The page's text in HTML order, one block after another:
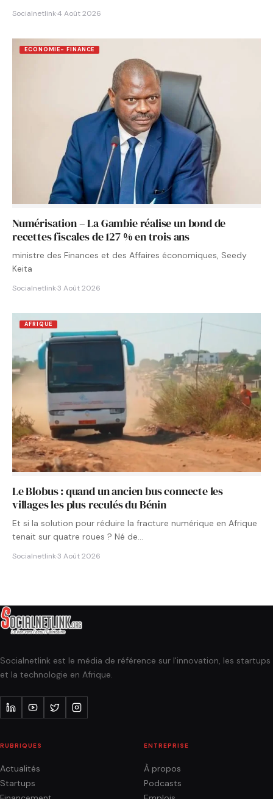
Socialnetlink·4 Août 2026
ECONOMIE- FINANCE
Numérisation – La Gambie réalise un bond de
recettes fiscales de 127 % en trois ans
ministre des Finances et des Affaires économiques, Seedy
Keita
Socialnetlink·3 Août 2026
AFRIQUE
Le Blobus : quand un ancien bus connecte les
villages les plus reculés du Bénin
Et si la solution pour réduire la fracture numérique en Afrique
tenait sur quatre roues ? Né de…
Socialnetlink·3 Août 2026
Socialnetlink est le média de référence sur l'innovation, les startups
et la technologie en Afrique.
RUBRIQUES
Actualités
Startups
ENTREPRISE
À propos
Podcasts